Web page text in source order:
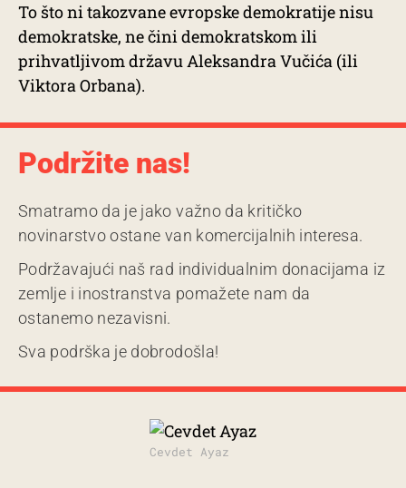
To što ni takozvane evropske demokratije nisu
demokratske, ne čini demokratskom ili
prihvatljivom državu Aleksandra Vučića (ili
Viktora Orbana).
Podržite nas!
Smatramo da je jako važno da kritičko
novinarstvo ostane van komercijalnih interesa.
Podržavajući naš rad individualnim donacijama iz
zemlje i inostranstva pomažete nam da
ostanemo nezavisni.
Sva podrška je dobrodošla!
Cevdet Ayaz